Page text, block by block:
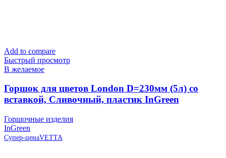
Add to compare
Быстрый просмотр
В желаемое
Горшок для цветов London D=230мм (5л) со
вставкой, Сливочный, пластик InGreen
Горшочные изделия
InGreen
Супер-ценаVETTA